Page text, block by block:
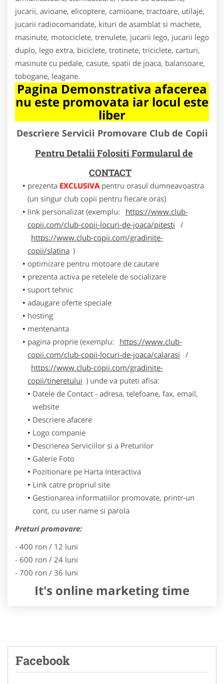
jucarii, avioane, elicoptere, camioane, tractoare, utilaje,
jucarii radiocomandate, kituri de asamblat si machete,
masinute, motociclete, trenulete, jucarii lego, jucarii lego
duplo, lego extra, biciclete, trotinete, triciclete, carturi,
masinute cu pedale, casute, spatii de joaca, balansoare,
tobogane, leagane.
Pagina Demonstrativa afacerea
nu este promovata iar locul este
liber
Descriere Servicii Promovare Club de Copii
Pentru Detalii Folositi Formularul de
CONTACT
prezenta EXCLUSIVApentru orasul dumneavoastra
(un singur club copii pentru fiecare oras)
link personalizat (exemplu:
https://www.club-
copii.com/club-copii-locuri-de-joaca/pitesti /
https://www.club-copii.com/gradinite-
copii/slatina )
optimizare pentru motoare de cautare
prezenta activa pe retelele de socializare
suport tehnic
adaugare oferte speciale
hosting
mentenanta
pagina proprie (exemplu:
https://www.club-
copii.com/club-copii-locuri-de-joaca/calarasi /
https://www.club-copii.com/gradinite-
copii/tineretului ) unde va puteti afisa:
Datele de Contact - adresa, telefoane, fax, email,
website
Descriere afacere
Logo companie
Descrierea Serviciilor si a Preturilor
Galerie Foto
Pozitionare pe Harta Interactiva
Link catre propriul site
Gestionarea informatiilor promovate, printr-un
cont, cu user name si parola
Preturi promovare:
- 400 ron / 12 luni
- 600 ron / 24 luni
- 700 ron / 36 luni
It's online marketing time
Facebook